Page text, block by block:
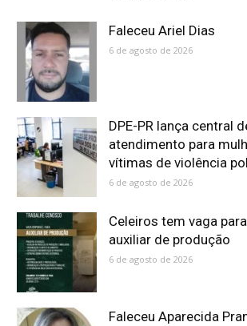
Faleceu Ariel Dias
6 de agosto de 2026
DPE-PR lança central
atendimento para
vítimas de violência
6 de agosto de 2026
Celeiros tem vaga para
auxiliar de produção
6 de agosto de 2026
Faleceu Aparecida